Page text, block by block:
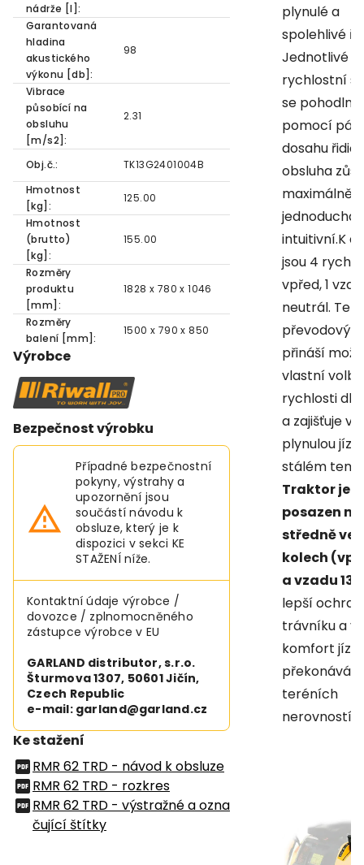
nádrže [l]:
Garantovaná
hladina
akustického
výkonu [db]:
98
Vibrace
působící na
obsluhu
[m/s2]:
2.31
Obj.č.:
TK13G2401004B
Hmotnost
[kg]:
125.00
Hmotnost
(brutto)
[kg]:
155.00
Rozměry
produktu
[mm]:
1828 x 780 x 1046
Rozměry
balení [mm]:
1500 x 790 x 850
Výrobce
Bezpečnost výrobku
Případné bezpečnostní
pokyny, výstrahy a
upozornění jsou
součástí návodu k
obsluze, který je k
dispozici v sekci KE
STAŽENÍ níže.
Kontaktní údaje výrobce /
dovozce / zplnomocněného
zástupce výrobce v EU
GARLAND distributor, s.r.o.
Šturmova 1307, 50601 Jičín,
Czech Republic
e-mail: garland@garland.cz
Ke stažení
RMR 62 TRD - návod k obsluze
RMR 62 TRD - rozkres
RMR 62 TRD - výstražné a ozna
čující štítky
plynulé a
spolehlivé
Jednotlivé
rychlostní
se
pomocí
dosahu
obsluha
maximálně
jednoduchá
intuitivní.K
jsou 4
vpřed, 1
neutrál.
převodový
přináší
vlastní volby
rychlosti
a zajišťuje
plynulou
stálém
Traktor je
posazen na
středně
kolech
a vzadu
lepší
trávníku a
komfort
překonávání
teréních
nerovností.